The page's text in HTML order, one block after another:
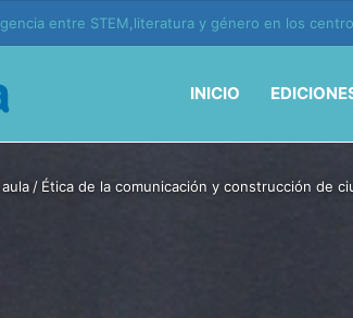
educación y vida en la era de la IA
INICIO
/ Ética de la comunicación y construcción de